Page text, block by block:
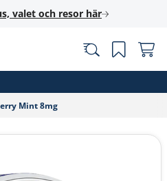
valet och resor här
Mint 8mg‎